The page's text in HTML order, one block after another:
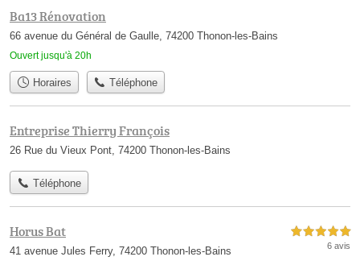
Ba13 Rénovation
66 avenue du Général de Gaulle, 74200 Thonon-les-Bains
Ouvert jusqu'à 20h
Horaires Téléphone
Entreprise Thierry François
26 Rue du Vieux Pont, 74200 Thonon-les-Bains
Téléphone
Horus Bat
41 avenue Jules Ferry, 74200 Thonon-les-Bains
5,0 étoiles sur 5
6 avis